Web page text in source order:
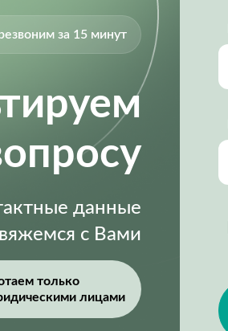
за 15 минут
данные
с Вами
только
лицами